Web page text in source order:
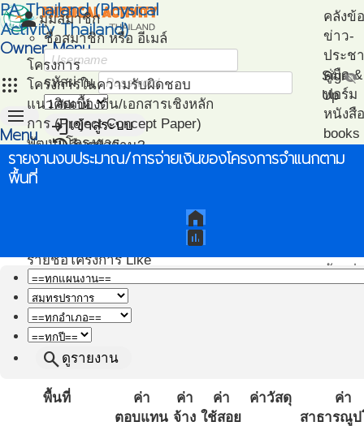
PA Thailand (Physical
Activity Thailand)
Owner Menu
apps
personมุมสมาชิก
ชื่อสมาชิก หรือ อีเมล์
รหัสผ่าน visibility_off
loginเข้าสู่ระบบ
restoreลืมรหัสผ่าน?
Sign
Up
menu
Menu
หน้า
แรก
โครงการ
โครงการในความรับผิดชอบ
แนวคิดเบื้องต้น/เอกสารเชิงหลัก
การ (Project Concept Paper)
พัฒนาโครงการ
(Project Development)
ติดตามโครงการ
รายชื่อโครงการ Like
(Like Project)
ปฎิทิน-
คลังข้
ข่าว-
ประช
คู่มือ
ฟอร์ม
หนังสื
books
ไฟล์น
ตัวอย่
โปรแ
รายงานงบประมาณ/การจ่ายเงินของโครงการจำแนกตาม
พื้นที่
home
assessment
search ดูรายงาน
พื้นที่
ค่า
ตอบแทน
ค่า
จ้าง
ค่า
ใช้สอย
ค่าวัสดุ
ค่า
สาธารณูป